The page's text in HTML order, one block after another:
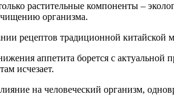
растительные компоненты –
организма.
рецептов традиционной
аппетита борется с
исчезает.
на человеческий организм,